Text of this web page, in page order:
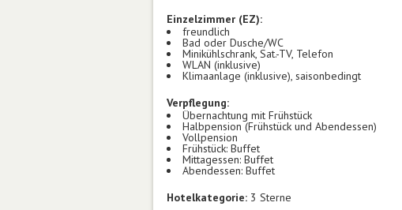
Einzelzimmer (EZ):
freundlich
Bad oder Dusche/WC
Minikühlschrank, Sat.-TV, Telefon
WLAN (inklusive)
Klimaanlage (inklusive), saisonbedingt
Verpflegung:
Übernachtung mit Frühstück
Halbpension (Frühstück und Abendessen)
Vollpension
Frühstück: Buffet
Mittagessen: Buffet
Abendessen: Buffet
Hotelkategorie: 3 Sterne